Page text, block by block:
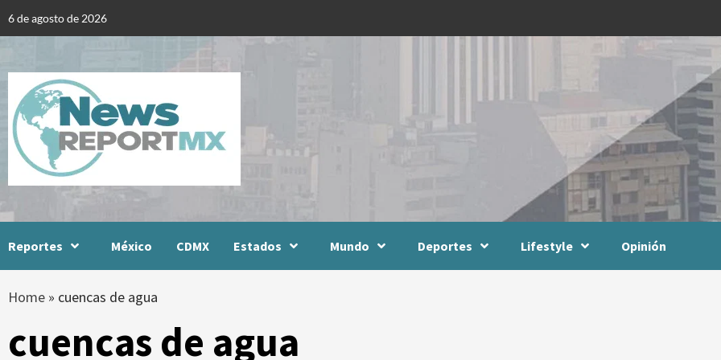
6 de agosto de 2026
Reportes México CDMX Estados Mundo Deportes Lifestyle Opinión
Home » cuencas de agua
cuencas de agua